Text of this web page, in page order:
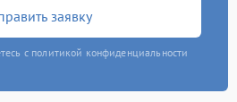
заявку
с политикой конфиденциальности